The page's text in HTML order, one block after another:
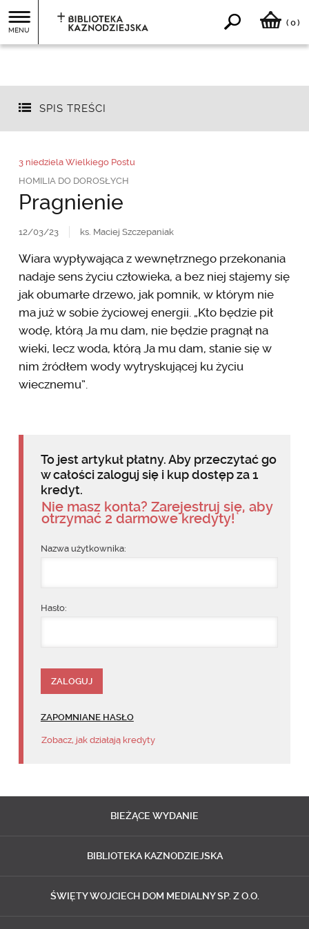
MENU
( 0)
SPIS TREŚCI
3 niedziela Wielkiego Postu
HOMILIA DO DOROSŁYCH
Pragnienie
12/03/23 ks. Maciej Szczepaniak
Wiara wypływająca z wewnętrznego przekonania
nadaje sens życiu człowieka, a bez niej stajemy się
jak obumarłe drzewo, jak pomnik, w którym nie
ma już w sobie życiowej energii. „Kto będzie pił
wodę, którą Ja mu dam, nie będzie pragnął na
wieki, lecz woda, którą Ja mu dam, stanie się w
nim źródłem wody wytryskującej ku życiu
wiecznemu”.
To jest artykuł płatny. Aby przeczytać go
w całości zaloguj się i kup dostęp za 1
kredyt.
Nie masz konta? Zarejestruj się, aby
otrzymać 2 darmowe kredyty!
Nazwa użytkownika:
Hasło:
ZAPOMNIANE HASŁO
Zobacz, jak działają kredyty
BIEŻĄCE WYDANIE
BIBLIOTEKA KAZNODZIEJSKA
ŚWIĘTY WOJCIECH DOM MEDIALNY SP. Z O.O.